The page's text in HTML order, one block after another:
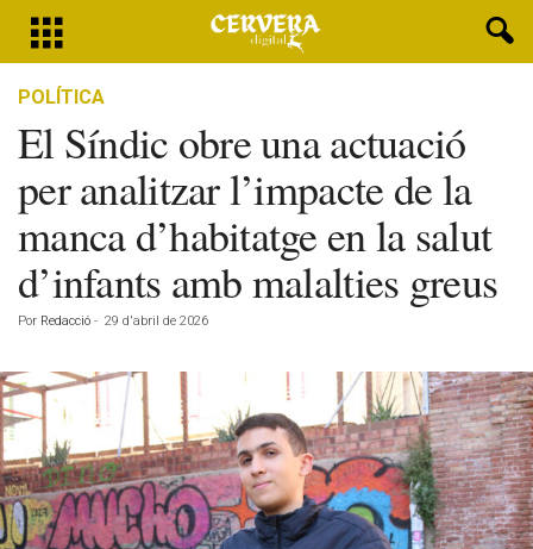
POLÍTICA
El Síndic obre una actuació
per analitzar l’impacte de la
manca d’habitatge en la salut
d’infants amb malalties greus
Por Redacció - 29 d'abril de 2026